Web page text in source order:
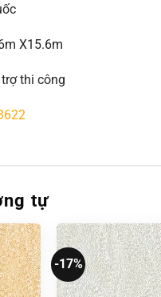
X15.6m
thi công
tự
-17%